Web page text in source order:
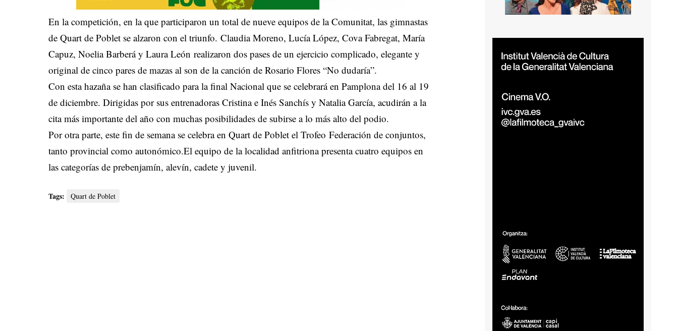
En la competición, en la que participaron un total de nueve equipos de la Comunitat, las gimnastas
de Quart de Poblet se alzaron con el triunfo. Claudia Moreno, Lucía López, Cova Fabregat, María
Capuz, Noelia Barberá y Laura León realizaron dos pases de un ejercicio complicado, elegante y
original de cinco pares de mazas al son de la canción de Rosario Flores “No dudaría”.
Con esta hazaña se han clasificado para la final Nacional que se celebrará en Pamplona del 16 al 19
de diciembre. Dirigidas por sus entrenadoras Cristina e Inés Sanchís y Natalia García, acudirán a la
cita más importante del año con muchas posibilidades de subirse a lo más alto del podio.
Por otra parte, este fin de semana se celebra en Quart de Poblet el Trofeo Federación de conjuntos,
tanto provincial como autonómico.El equipo de la localidad anfitriona presenta cuatro equipos en
las categorías de prebenjamín, alevín, cadete y juvenil.
Tags: Quart de Poblet